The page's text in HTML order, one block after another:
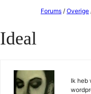
de
Forums / Overige
Ideal
Ik heb